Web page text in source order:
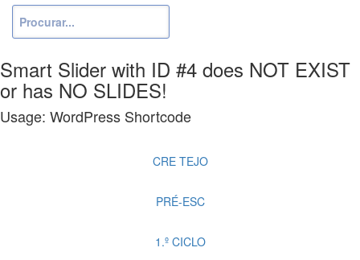
Smart Slider with ID #4 does NOT EXIST
or has NO SLIDES!
Usage: WordPress Shortcode
CRE TEJO
PRÉ-ESC
1.º CICLO